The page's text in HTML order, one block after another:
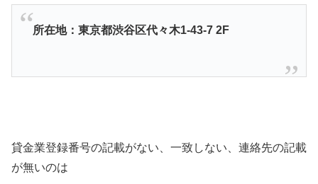
所在地：東京都渋谷区代々木1-43-7 2F
貸金業登録番号の記載がない、一致しない、連絡先の記載
が無いのは